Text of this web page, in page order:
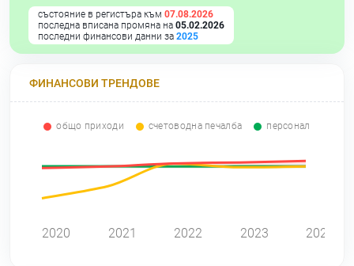
състояние в регистъра към 07.08.2026
последна вписана промяна на 05.02.2026
последни финансови данни за 2025
ФИНАНСОВИ ТРЕНДОВЕ
общо приходи счетоводна печалба персонал
2020 2021 2022 2023 2024